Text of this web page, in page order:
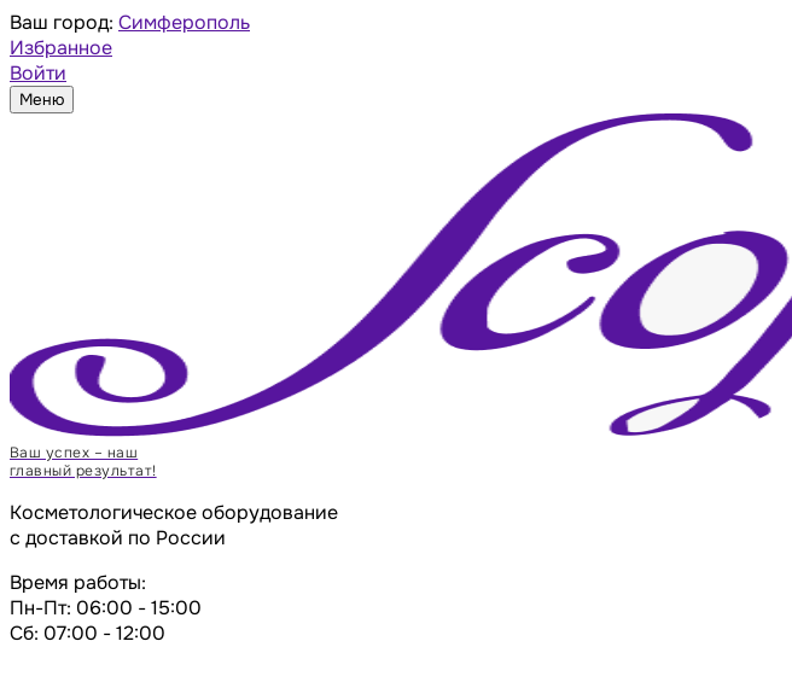
Ваш город: Симферополь
Избранное
Войти
Меню
Ваш успех – наш
главный результат!
Косметологическое оборудование
с доставкой по России
Время работы:
Пн-Пт: 06:00 - 15:00
Сб: 07:00 - 12:00